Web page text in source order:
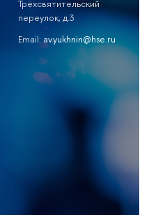
Трёхсвятительский
переулок, д.3
Email:av.yukhnin@hse.ru